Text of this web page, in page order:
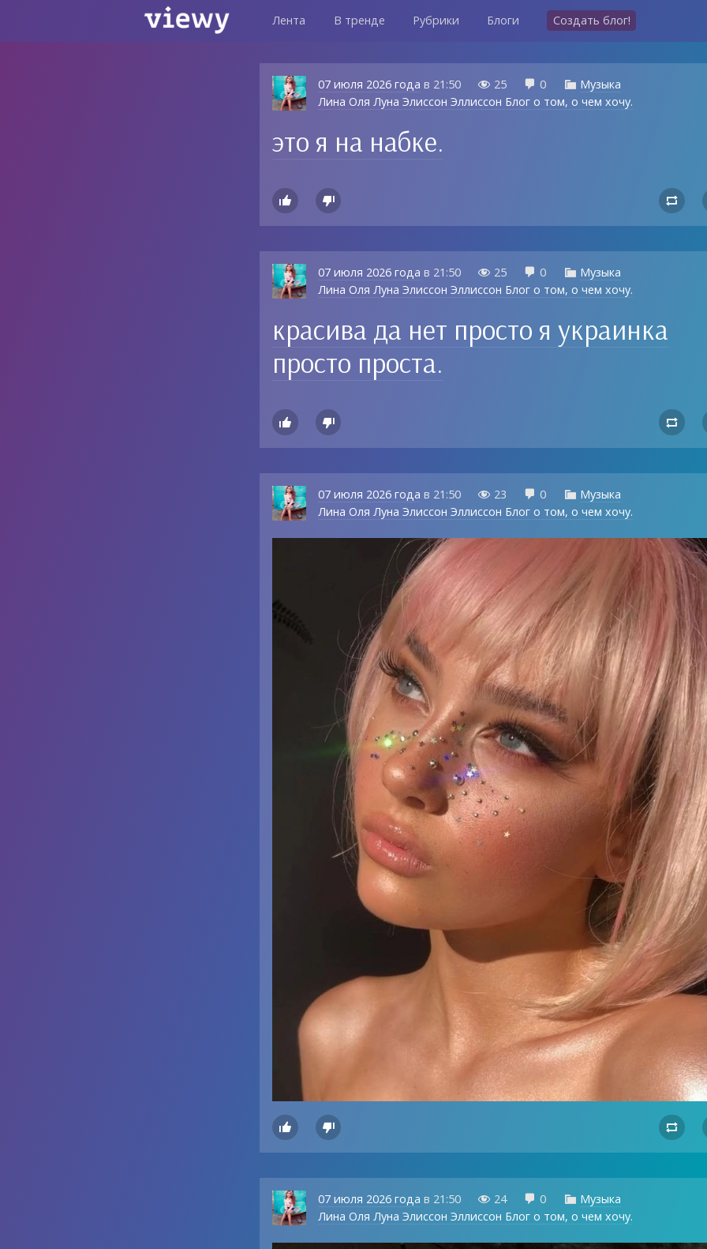
Лента В тренде Рубрики Блоги Создать блог!
07 июля 2026 года в 21:50  25  0  Музыка
Лина Оля Луна Элиссон Эллиссон Блог о том, о чем хочу.
это я на набке.
  
07 июля 2026 года в 21:50  25  0  Музыка
Лина Оля Луна Элиссон Эллиссон Блог о том, о чем хочу.
красива да нет просто я украинка
просто проста.
  
07 июля 2026 года в 21:50  23  0  Музыка
Лина Оля Луна Элиссон Эллиссон Блог о том, о чем хочу.
  
07 июля 2026 года в 21:50  24  0  Музыка
Лина Оля Луна Элиссон Эллиссон Блог о том, о чем хочу.